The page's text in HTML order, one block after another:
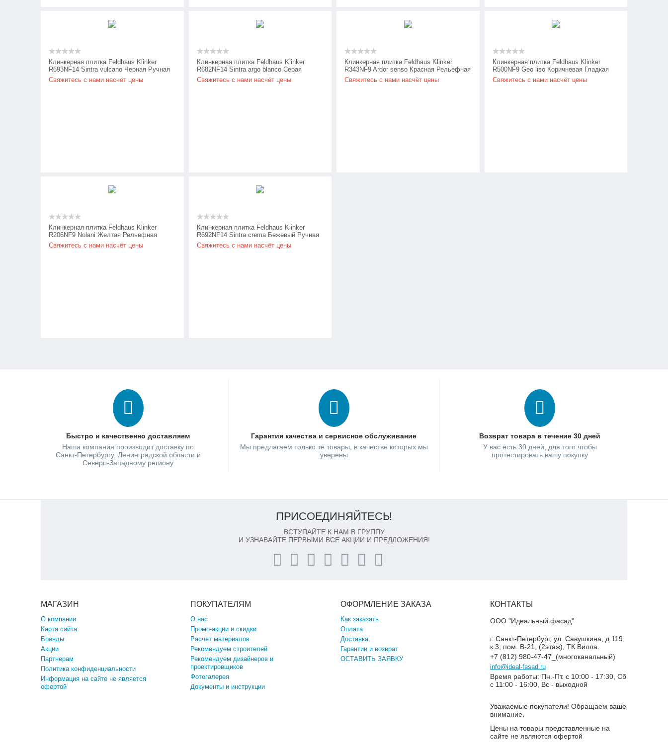
Клинкерная плитка Feldhaus Klinker
R693NF14 Sintra vulcano Черная Ручная
формовка
Свяжитесь с нами насчёт цены
Клинкерная плитка Feldhaus Klinker
R682NF14 Sintra argo blanco Серая
Ручная формовка
Свяжитесь с нами насчёт цены
Клинкерная плитка Feldhaus Klinker
R343NF9 Ardor senso Красная Рельефная
Свяжитесь с нами насчёт цены
Клинкерная плитка Feldhaus Klinker
R500NF9 Geo liso Коричневая Гладкая
Свяжитесь с нами насчёт цены
Клинкерная плитка Feldhaus Klinker
R206NF9 Nolani Желтая Рельефная
Свяжитесь с нами насчёт цены
Клинкерная плитка Feldhaus Klinker
R692NF14 Sintra crema Бежевый Ручная
формовка
Свяжитесь с нами насчёт цены
Быстро и качественно доставляем
Наша компания производит доставку по
Санкт-Петербургу, Ленинградской области и
Северо-Западному региону
Гарантия качества и сервисное обслуживание
Мы предлагаем только те товары, в качестве которых мы
уверены
Возврат товара в течение 30 дней
У вас есть 30 дней, для того чтобы
протестировать вашу покупку
ПРИСОЕДИНЯЙТЕСЬ!
ВСТУПАЙТЕ К НАМ В ГРУППУ
И УЗНАВАЙТЕ ПЕРВЫМИ ВСЕ АКЦИИ И ПРЕДЛОЖЕНИЯ!
МАГАЗИН
О компании
Карта сайта
Бренды
Акции
Партнерам
Политика конфиденциальности
Информация на сайте не является
офертой
ПОКУПАТЕЛЯМ
О нас
Промо-акции и скидки
Расчет материалов
Рекомендуем строителей
Рекомендуем дизайнеров и
проектировщиков
Фотогалерея
Документы и инструкции
ОФОРМЛЕНИЕ ЗАКАЗА
Как заказать
Оплата
Доставка
Гарантии и возврат
ОСТАВИТЬ ЗАЯВКУ
КОНТАКТЫ
ООО "Идеальный фасад"
г. Санкт-Петербург, ул. Савушкина, д.119,
к.3, пом. В-21, (2этаж), ТК Вилла.
+7 (812) 980-47-47_(многоканальный)
info@ideal-fasad.ru
Время работы: Пн.-Пт. с 10:00 - 17:30, Сб
с 11:00 - 16:00, Вс - выходной
Уважаемые покупатели! Обращаем ваше
внимание.
Цены на товары представленные на
сайте не являются офертой